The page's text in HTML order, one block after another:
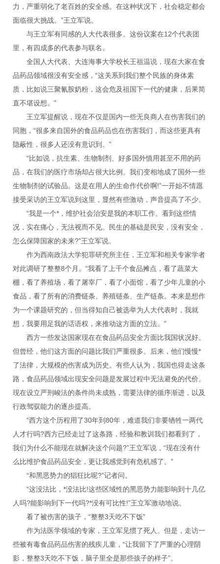
力，严重弱化了老百姓的安全感。在这种状况下，社会稳定都会
面临很大挑战。”王立军说。
与王立军有同感的人大代表很多。这份议案在12个代表团
里，有四成多的代表参与联名。
全国人大代表、大连海事大学校长王祖温说，现在大家在食
品药品领域很没有安全感，“这关系到我们整个民族的身体素
质，比如说三聚氰胺奶粉，这会危及祖国下一代的健康，后果简
直不堪设想。”
王立军提醒说，现在不仅是国内一些无良商人在伤害我们的
同胞，“很多来自国外的食品药品也在伤害我们，而这些更具有
隐蔽性，很多人还没有意识到。”
“比如说，抗生素、生物制剂、好多国外慎用甚至不用的药
品，在我们的医疗市场却占很大比例。我们变相地成了国外一些
生物制剂的试验品。这是在用人的生命作代价啊!”一开始不情愿
接受采访的王立军说到这里，显然有些激动，声音提高了不少。
“我是一个*，维护社会治安是我的本职工作。看到这些情
况，实在痛心，无法视而不见。民生的基础是民安，没有安全，
怎么保障国家的未来?”王立军说。
作为西南政法大学犯罪研究所主任，王立军和相关专家学者
对此调研了整整8个月。“我看了上千个食品摊点，看了蔬菜大
棚，看了养殖场，看了屠宰厂，看了小面馆，看了少年儿童的小
食品，看了所有的消费链条、养殖链条、生产链条。本来是想作
为一个课题研究的，但当得知自己被选举为人大代表时，我就
想，我要用足我的话语权，来推动这方面的立法。”
西方一些发达国家现在在食品药品安全方面比我国状况好。
但曾经，他们这方面的问题比我们严重很多。后来，他们慢慢*
了法律，大规模的伤害成为历史。有些人认为，我国也得走这条
路，食品药品领域出现安全问题是发展过程中无法避免的代价。
现在设立严刑峻法的条件尚未成熟，需要法律的循序渐进，以及
行政驾驭能力的逐步提高。
“西方这个历程用了30年到80年，难道我们非要牺牲一两代
人才行吗?西方已经走过了这条路，经验和教训我们都看到了，
我们为什么不能现在就解决这个问题?”王立军说，“现在没有什
么比维护食品药品安全，更让我感觉到有危机感了。”
“和黑恶势力的猖狂比呢?”记者问。
“这没法比，*没法比!这些区域性的黑恶势力能影响到十几亿
人吗?能影响到下一代吗?*没有可比性!”王立军激动地说。
看了被伤害的孩子，“整整3天吃不下饭”
作为法医学领域的专家，王立军见惯了死人。但是，走访一
些被有毒食品药品伤害的残疾儿童，“让我留下了严重的心理阴
影，整整3天吃不下饭，脑子里全是那些孩子的样子”。